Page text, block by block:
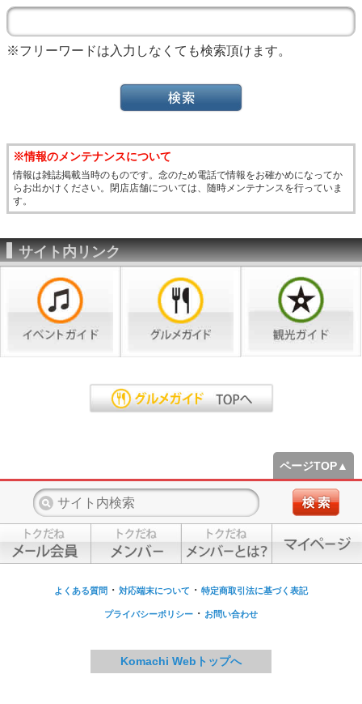
※フリーワードは入力しなくても検索頂けます。
※情報のメンテナンスについて
情報は雑誌掲載当時のものです。念のため電話で情報をお確かめになってか
らお出かけください。閉店店舗については、随時メンテナンスを行っていま
す。
サイト内リンク
ページTOP▲
よくある質問 ・ 対応端末について ・ 特定商取引法に基づく表記
プライバシーポリシー ・ お問い合わせ
Komachi Webトップへ